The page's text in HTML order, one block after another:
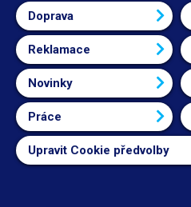
Doprava
Reklamace
Novinky
Práce
Upravit Cookie předvolby